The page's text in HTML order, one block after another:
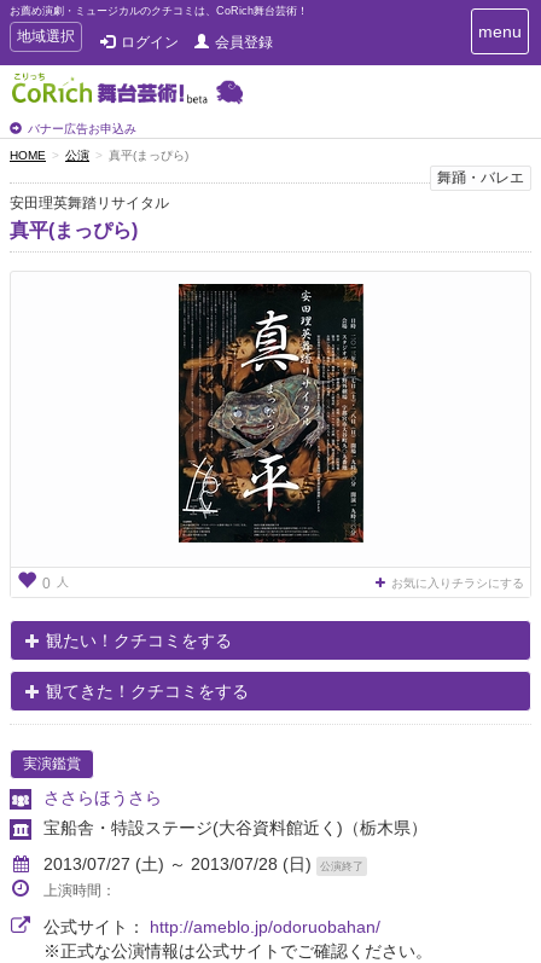
お薦め演劇・ミュージカルのクチコミは、CoRich舞台芸術！
T
o
g
g
e
n
a
v
i
g
地域選択 ログイン 会員登録
バナー広告お申込み
T
o
n
i
g
menu
HOME 公演 真平(まっぴら)
舞踊・バレエ
安田理英舞踏リサイタル
真平(まっぴら)
0 人 お気に入りチラシにする
観たい！クチコミをする
観てきた！クチコミをする
実演鑑賞
ささらほうさら
宝船舎・特設ステージ(大谷資料館近く) （栃木県）
2013/07/27 (土) ～ 2013/07/28 (日)
公演終了
上演時間：
公式サイト： http://ameblo.jp/odoruobahan/
※正式な公演情報は公式サイトでご確認ください。